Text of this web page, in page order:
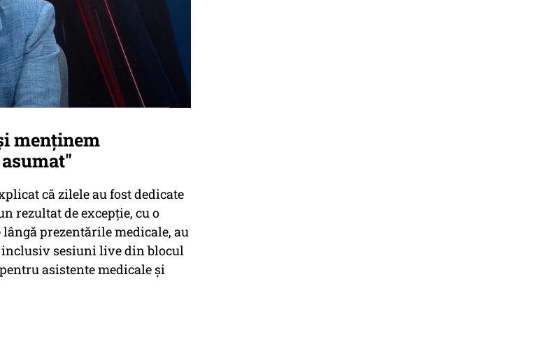
menținem
că zilele au fost dedicate
rezultat de excepție, cu o
prezentările medicale, au
sesiuni live din blocul
asistente medicale și